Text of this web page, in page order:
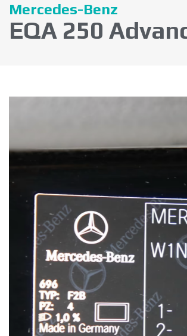
Mercedes-Benz
EQA 250